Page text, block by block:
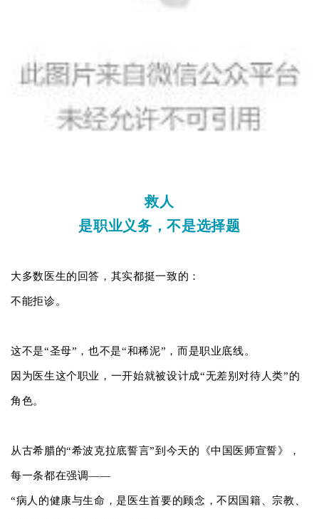
救人
是职业义务，不是选择题
大多数医生的回答，其实都挺一致的：
不能拒诊。
这不是“圣母”，也不是“和稀泥”，而是职业底线。
因为医生这个职业，一开始就被设计成“无差别对待人类”的
角色。
从古希腊的“希波克拉底誓言”到今天的《中国医师宣誓》，
每一条都在强调——
“病人的健康与生命，是医生首要的顾念，不因国籍、宗教、